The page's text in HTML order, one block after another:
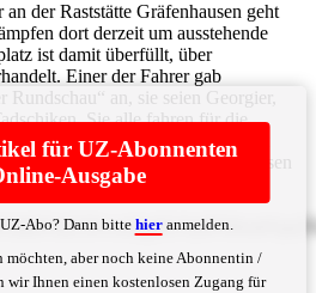
der Raststätte Gräfenhausen geht
dort derzeit um ausstehende
ist damit überfüllt, über
Einer der Fahrer gab
an, sie seien Georgier,
Sie alle fahren für die
gegen die schon im April gestreikt
die Autobahnraststätte Gräfenhausen
hieranmelden
für UZ-Abonnenten
Ausgabe
Abo? Dann bitte hieranmelden.
möchten, aber noch keine Abonnentin /
wir Ihnen einen kostenlosen Zugang für